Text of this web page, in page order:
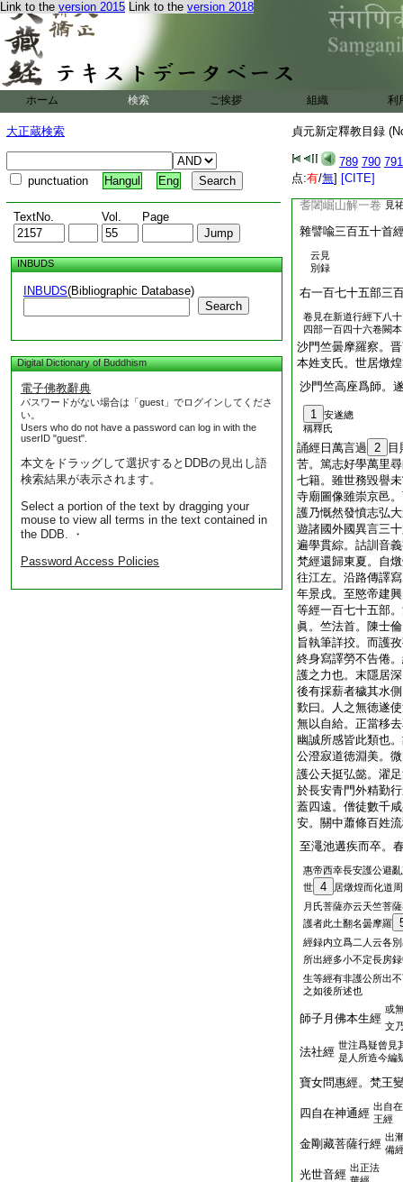
Link to the version 2015 Link to the version 2018
ホーム 検索 ご挨拶 組織 利
大正蔵検索
punctuation Hangul Eng
TextNo. Vol. Page
INBUDS
INBUDS(Bibliographic Database)
Search
Digital Dictionary of Buddhism
電子佛教辭典
パスワードがない場合は「guest」でログインしてくださ
い。
Users who do not have a password can log in with the
userID "guest".
本文をドラッグして選択するとDDBの見出し語
検索結果が表示されます。
Select a portion of the text by dragging your
mouse to view all terms in the text contained in
the DDB. ・
Password Access Policies
貞元新定釋教目録
789 790 791
点:有/無] [CITE]
寂
貧女爲國王夫人經
誡王經一卷
見祐録
誡羅云經一卷
祐録
迦葉結集傳經一卷
出見眞
祐録
耆闍崛山解一卷 見
雜譬喩三百五十首
云見
別録
右一百七十五部三
卷見在新道行經下八十
四部一百四十六卷闕本
沙門竺曇摩羅察。
本姓支氏。世居燉
沙門竺高座爲師。
1
安遂總
稱釋氏
誦經日萬言過 2
苦。篤志好學萬里
七籍。雖世務毀譽
寺廟圖像雖崇京邑
護乃慨然發憤志弘
遊諸國外國異言三
遍學貫綜。詁訓音
梵經還歸東夏。自
往江左。沿路傳譯
年景戌。至愍帝建
等經一百七十五部
眞。竺法首。陳士
旨執筆詳挍。而護
終身寫譯勞不告倦
護之力也。末隱居
後有採薪者穢其水
歎曰。人之無徳遂
無以自給。正當移
幽誠所感皆此類也
公澄寂道徳淵美。
護公天挺弘懿。濯
於長安青門外精勤
蓋四遠。僧徒數千
安。關中蕭條百姓
至澠池遘疾而卒。
惠帝西幸長安護公避
世
4
居燉煌而化道
月氏菩薩亦云天竺菩
護者此土翻名曇摩羅
經録内立爲二人云各
所出經多小不定長房
生等經有非護公所出
之如後所述也
師子月佛本生經
或
文
法社經 世注爲疑曾見
是人所造今編
寶女問惠經。梵王
四自在神通經 出自在
王經
金剛藏菩薩行經 出
備
光世音經 出正法